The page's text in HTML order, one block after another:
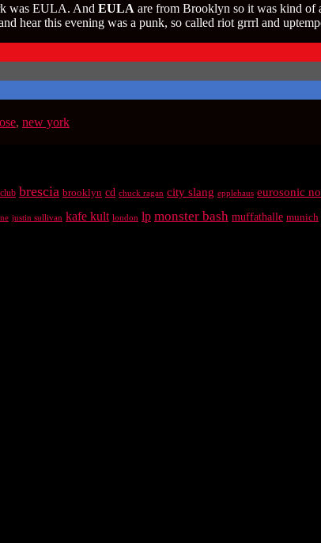
was EULA. And EULA are from Brooklyn so it was kind of
hear this evening was a punk, so called riot grrrl and
, new york
brescia brooklyn cd chuck ragan city slang epplehaus eurosonic
justin sullivan kafe kult london lp monster bash muffathalle munich